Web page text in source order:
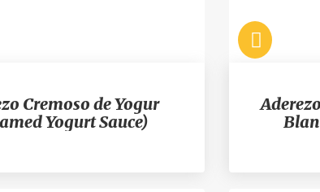
Cremoso de Yogur
Yogurt Sauce)